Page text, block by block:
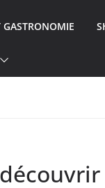
GASTRONOMIE